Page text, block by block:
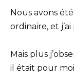
Nous avons
ordinaire, et
Mais plus
il était pour